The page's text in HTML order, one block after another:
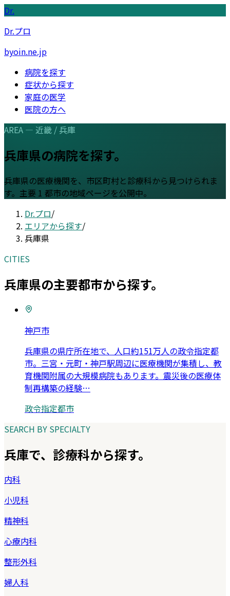
Dr.
Dr.プロ
byoin.ne.jp
病院を探す
症状から探す
家庭の医学
医院の方へ
AREA — 近畿 /兵庫
兵庫県の病院を探す。
兵庫県の医療機関を、市区町村と診療科から見つけられま
す。 主要 1 都市の地域ページを公開中。
Dr.プロ/
エリアから探す/
兵庫県
CITIES
兵庫県の主要都市から探す。
神戸市
兵庫県の県庁所在地で、人口約151万人の政令指定都
市。三宮・元町・神戸駅周辺に医療機関が集積し、教
育機関附属の大規模病院もあります。震災後の医療体
制再構築の経験…
政令指定都市
SEARCH BY SPECIALTY
兵庫で、診療科から探す。
内科
小児科
精神科
心療内科
整形外科
婦人科